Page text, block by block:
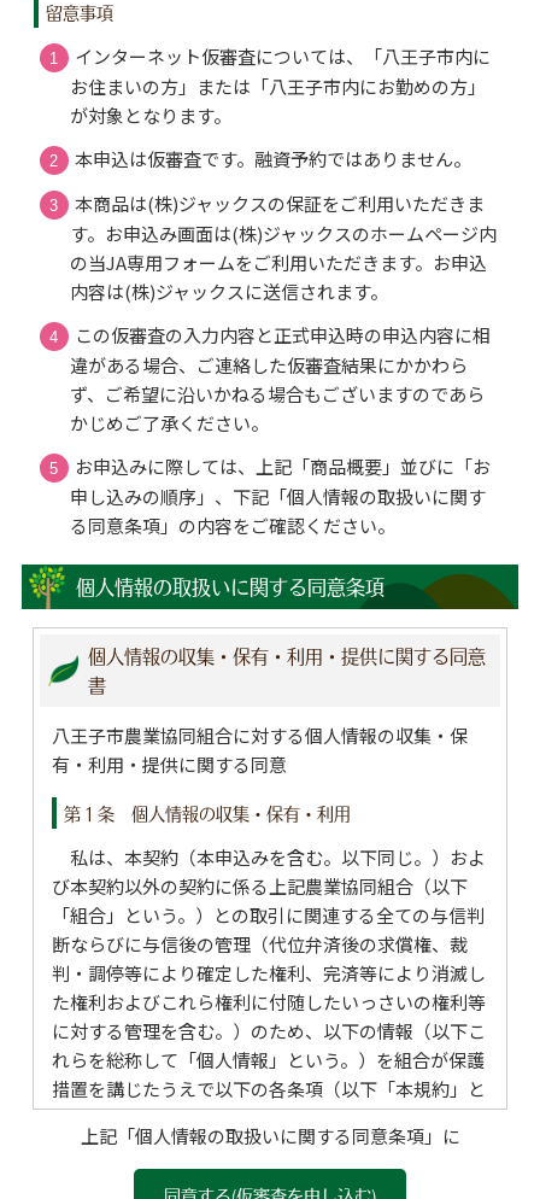
留意事項
インターネット仮審査については、「八王子市内に
お住まいの方」または「八王子市内にお勤めの方」
が対象となります。
本申込は仮審査です。融資予約ではありません。
本商品は(株)ジャックスの保証をご利用いただきま
す。お申込み画面は(株)ジャックスのホームページ内
の当JA専用フォームをご利用いただきます。お申込
内容は(株)ジャックスに送信されます。
この仮審査の入力内容と正式申込時の申込内容に相
違がある場合、ご連絡した仮審査結果にかかわら
ず、ご希望に沿いかねる場合もございますのであら
かじめご了承ください。
お申込みに際しては、上記「商品概要」並びに「お
申し込みの順序」、下記「個人情報の取扱いに関す
る同意条項」の内容をご確認ください。
個人情報の取扱いに関する同意条項
個人情報の収集・保有・利用・提供に関する同意
書
八王子市農業協同組合に対する個人情報の収集・保
有・利用・提供に関する同意
第１条 個人情報の収集・保有・利用
私は、本契約（本申込みを含む。以下同じ。）およ
び本契約以外の契約に係る上記農業協同組合（以下
「組合」という。）との取引に関連する全ての与信判
断ならびに与信後の管理（代位弁済後の求償権、裁
判・調停等により確定した権利、完済等により消滅し
た権利およびこれら権利に付随したいっさいの権利等
に対する管理を含む。）のため、以下の情報（以下こ
れらを総称して「個人情報」という。）を組合が保護
措置を講じたうえで以下の各条項（以下「本規約」と
いう。）により収集・利用することに同意します。
（ただし、担保提供者（連帯債務者・連帯保証人を兼
ねている場合を除く）には、第２条は適用されませ
上記「個人情報の取扱いに関する同意条項」に